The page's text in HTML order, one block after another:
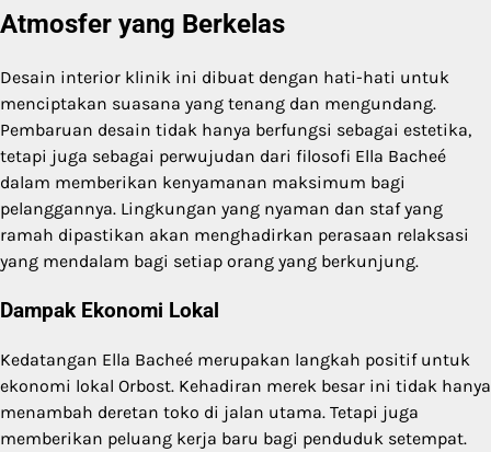
Atmosfer yang Berkelas
Desain interior klinik ini dibuat dengan hati-hati untuk
menciptakan suasana yang tenang dan mengundang.
Pembaruan desain tidak hanya berfungsi sebagai estetika,
tetapi juga sebagai perwujudan dari filosofi Ella Bacheé
dalam memberikan kenyamanan maksimum bagi
pelanggannya. Lingkungan yang nyaman dan staf yang
ramah dipastikan akan menghadirkan perasaan relaksasi
yang mendalam bagi setiap orang yang berkunjung.
Dampak Ekonomi Lokal
Kedatangan Ella Bacheé merupakan langkah positif untuk
ekonomi lokal Orbost. Kehadiran merek besar ini tidak hanya
menambah deretan toko di jalan utama. Tetapi juga
memberikan peluang kerja baru bagi penduduk setempat.